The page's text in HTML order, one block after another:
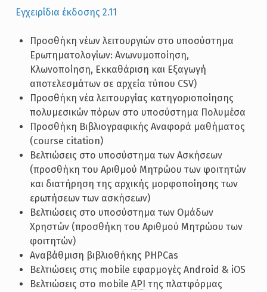
Εγχειρίδια έκδοσης 2.11
Προσθήκη νέων λειτουργιών στο υποσύστημα
Ερωτηματολογίων: Ανωνυμοποίηση,
Κλωνοποίηση, Εκκαθάριση και Εξαγωγή
αποτελεσμάτων σε αρχεία τύπου CSV)
Προσθήκη νέα λειτουργίας κατηγοριοποίησης
πολυμεσικών πόρων στο υποσύστημα Πολυμέσα
Προσθήκη Βιβλιογραφικής Αναφορά μαθήματος
(course citation)
Βελτιώσεις στο υποσύστημα των Ασκήσεων
(προσθήκη του Αριθμού Μητρώου των φοιτητών
και διατήρηση της αρχικής μορφοποίησης των
ερωτήσεων των ασκήσεων)
Βελτιώσεις στο υποσύστημα των Ομάδων
Χρηστών (προσθήκη του Αριθμού Μητρώου των
φοιτητών)
Αναβάθμιση βιβλιοθήκης PHPCas
Βελτιώσεις στις mobile εφαρμογές Android & iOS
Βελτιώσεις στο mobile API της πλατφόρμας